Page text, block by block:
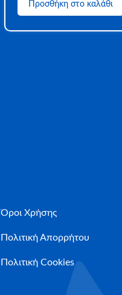
Προσθήκη στο καλάθι
Όροι Χρήσης
Πολιτική Απορρήτου
Πολιτική Cookies